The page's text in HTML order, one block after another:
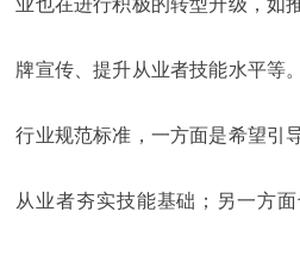
业也在进行积极的转型升级，如
牌宣传、提升从业者技能水平等
行业规范标准，一方面是希望引
从业者夯实技能基础；另一方